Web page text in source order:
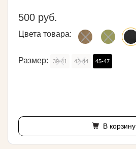
500 руб.
Цвета товара:
Размер: 39-41 42-44 45-47
В корзину